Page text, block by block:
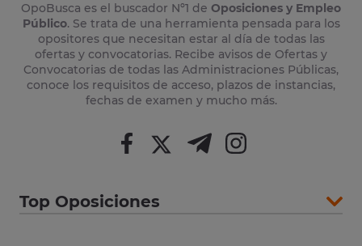
OpoBusca es el buscador Nº1 de Oposiciones y Empleo
Público. Se trata de una herramienta pensada para los
opositores que necesitan estar al día de todas las
ofertas y convocatorias. Recibe avisos de Ofertas y
Convocatorias de todas las Administraciones Públicas,
conoce los requisitos de acceso, plazos de instancias,
fechas de examen y mucho más.
Top Oposiciones